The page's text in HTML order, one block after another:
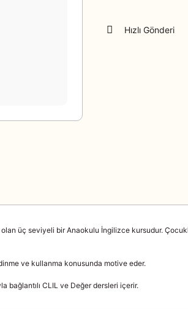
Hızlı Gönderi
üç seviyeli bir Anaokulu İngilizce kursudur.
ve kullanma konusunda motive eder.
bağlantılı CLIL ve Değer dersleri içerir.